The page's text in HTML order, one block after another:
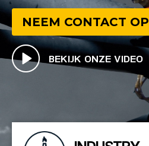
NEEM CONTACT OP
BEKIJK ONZE VIDEO